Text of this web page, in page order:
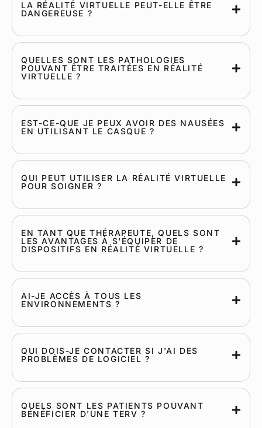
LA RÉALITÉ VIRTUELLE PEUT-ELLE ÊTRE
DANGEREUSE ?
QUELLES SONT LES PATHOLOGIES
POUVANT ÊTRE TRAITÉES EN RÉALITÉ
VIRTUELLE ?
EST-CE-QUE JE PEUX AVOIR DES NAUSÉES
EN UTILISANT LE CASQUE ?
QUI PEUT UTILISER LA RÉALITÉ VIRTUELLE
POUR SOIGNER ?
EN TANT QUE THÉRAPEUTE, QUELS SONT
LES AVANTAGES À S'ÉQUIPER DE
DISPOSITIFS EN RÉALITÉ VIRTUELLE ?
AI-JE ACCÈS À TOUS LES
ENVIRONNEMENTS ?
QUI DOIS-JE CONTACTER SI J'AI DES
PROBLÈMES DE LOGICIEL ?
QUELS SONT LES PATIENTS POUVANT
BÉNÉFICIER D'UNE TERV ?